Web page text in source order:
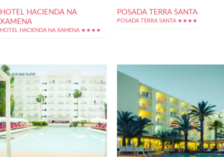
HOTEL HACIENDA NA
XAMENA
HOTEL HACIENDA NA XAMENA ★★★★
POSADA TERRA SANTA
POSADA TERRA SANTA ★★★★